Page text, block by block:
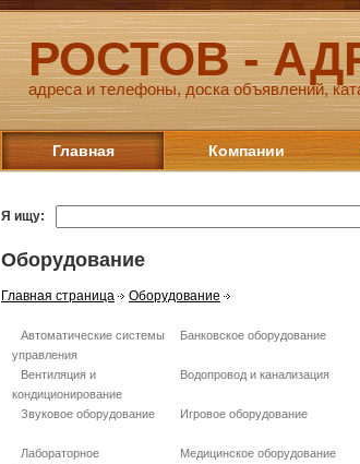
РОСТОВ -
адреса и телефоны, доска объявлений,
Главная Компании
Я ищу:
Оборудование
Главная страница Оборудование
Автоматические системы
управления
Банковское оборудование
Вентиляция и
кондиционирование
Водопровод и канализация
Звуковое оборудование Игровое оборудование
Лабораторное
Медицинское оборудование